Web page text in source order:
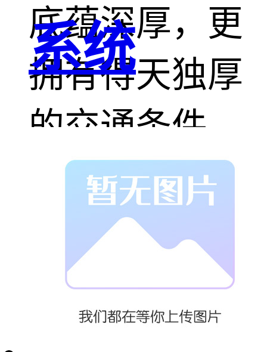
底蕴深厚，更
拥有得天独厚
的交通条件。
京九铁路与长
泰铁路在此交
汇，德商高
速、范台梁高
系统